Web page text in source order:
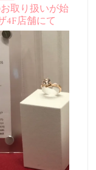
取り扱いが始
4F店舗にて